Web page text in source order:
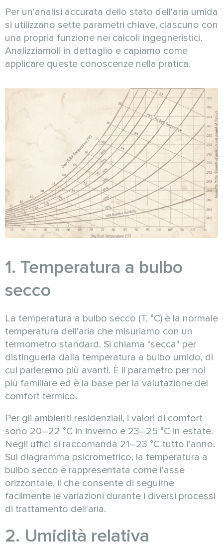
Per un'analisi accurata dello stato dell'aria umida
si utilizzano sette parametri chiave, ciascuno con
una propria funzione nei calcoli ingegneristici.
Analizziamoli in dettaglio e capiamo come
applicare queste conoscenze nella pratica.
1. Temperatura a bulbo
secco
La temperatura a bulbo secco (T, °C) è la normale
temperatura dell'aria che misuriamo con un
termometro standard. Si chiama "secca" per
distinguerla dalla temperatura a bulbo umido, di
cui parleremo più avanti. È il parametro per noi
più familiare ed è la base per la valutazione del
comfort termico.
Per gli ambienti residenziali, i valori di comfort
sono 20–22 °C in inverno e 23–25 °C in estate.
Negli uffici si raccomanda 21–23 °C tutto l'anno.
Sul diagramma psicrometrico, la temperatura a
bulbo secco è rappresentata come l'asse
orizzontale, il che consente di seguirne
facilmente le variazioni durante i diversi processi
di trattamento dell'aria.
2. Umidità relativa